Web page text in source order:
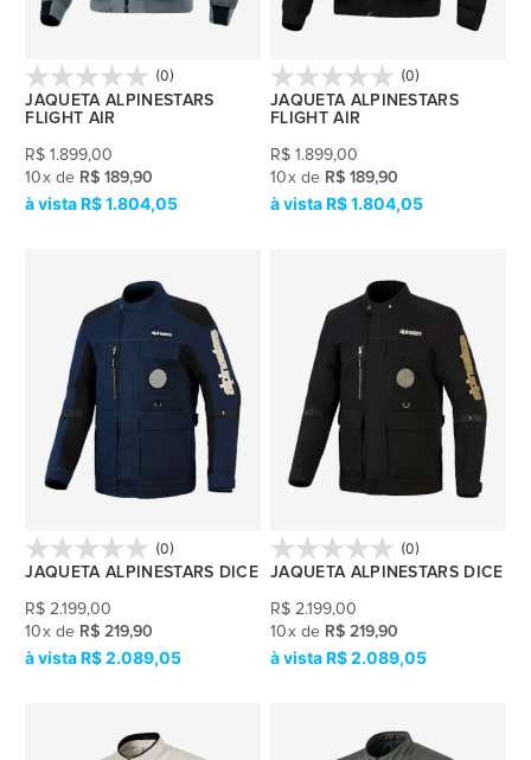
(0)
JAQUETA ALPINESTARS
FLIGHT AIR
R$ 1.899,00
10x de R$ 189,90
R$ 1.804,05
(0)
JAQUETA ALPINESTARS
FLIGHT AIR
R$ 1.899,00
10x de R$ 189,90
R$ 1.804,05
(0)
JAQUETA ALPINESTARS DICE
R$ 2.199,00
10x de R$ 219,90
R$ 2.089,05
(0)
JAQUETA ALPINESTARS DICE
R$ 2.199,00
10x de R$ 219,90
R$ 2.089,05